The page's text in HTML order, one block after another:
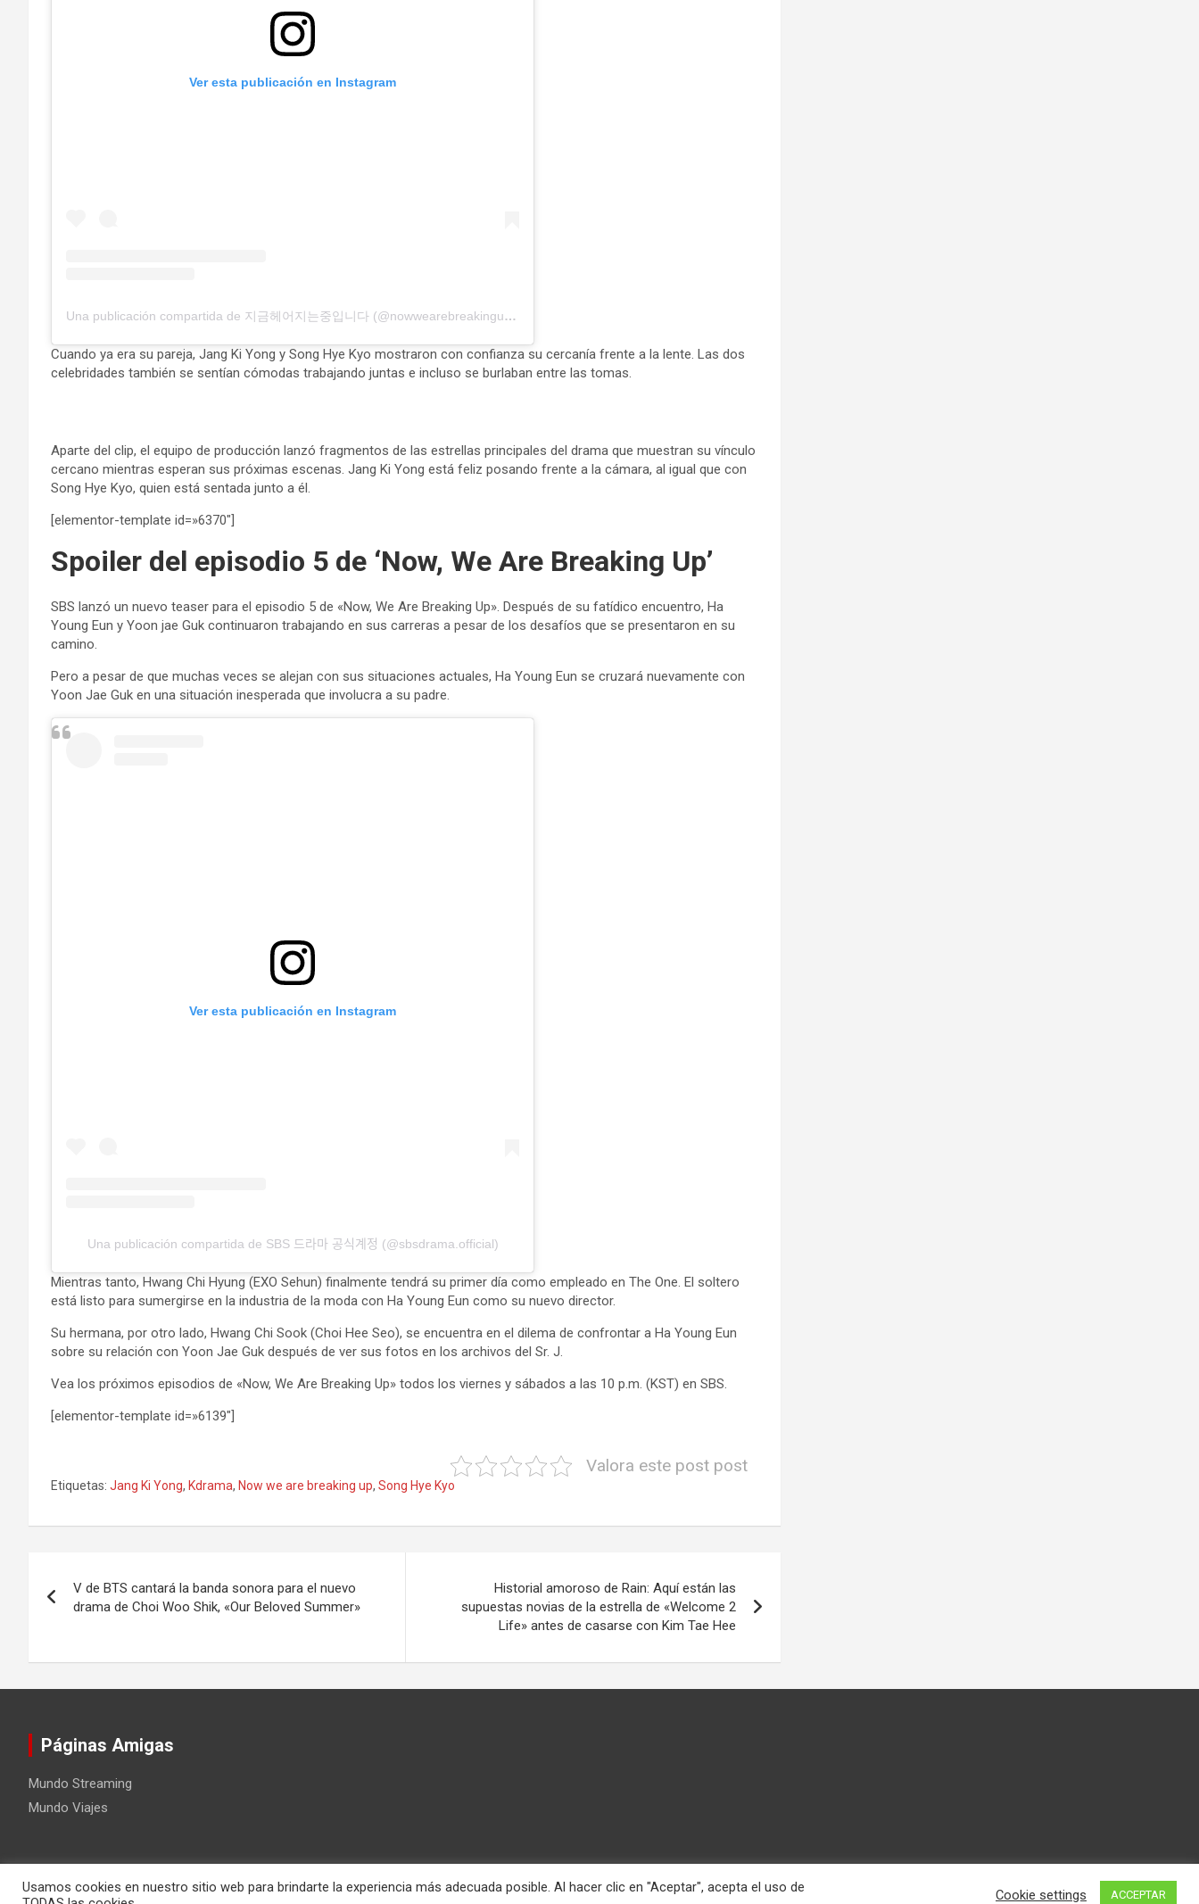
Ver esta publicación en Instagram
Una publicación compartida de 지금헤어지는중입니다 (@nowwearebreakingup_official)
Cuando ya era su pareja, Jang Ki Yong y Song Hye Kyo mostraron con confianza su cercanía frente a la lente. Las dos
celebridades también se sentían cómodas trabajando juntas e incluso se burlaban entre las tomas.
Aparte del clip, el equipo de producción lanzó fragmentos de las estrellas principales del drama que muestran su vínculo
cercano mientras esperan sus próximas escenas. Jang Ki Yong está feliz posando frente a la cámara, al igual que con
Song Hye Kyo, quien está sentada junto a él.
[elementor-template id=»6370″]
Spoiler del episodio 5 de ‘Now, We Are Breaking Up’
SBS lanzó un nuevo teaser para el episodio 5 de «Now, We Are Breaking Up». Después de su fatídico encuentro, Ha
Young Eun y Yoon jae Guk continuaron trabajando en sus carreras a pesar de los desafíos que se presentaron en su
camino.
Pero a pesar de que muchas veces se alejan con sus situaciones actuales, Ha Young Eun se cruzará nuevamente con
Yoon Jae Guk en una situación inesperada que involucra a su padre.
Ver esta publicación en Instagram
Una publicación compartida de SBS 드라마 공식계정 (@sbsdrama.official)
Mientras tanto, Hwang Chi Hyung (EXO Sehun) finalmente tendrá su primer día como empleado en The One. El soltero
está listo para sumergirse en la industria de la moda con Ha Young Eun como su nuevo director.
Su hermana, por otro lado, Hwang Chi Sook (Choi Hee Seo), se encuentra en el dilema de confrontar a Ha Young Eun
sobre su relación con Yoon Jae Guk después de ver sus fotos en los archivos del Sr. J.
Vea los próximos episodios de «Now, We Are Breaking Up» todos los viernes y sábados a las 10 p.m. (KST) en SBS.
[elementor-template id=»6139″]
Valora este post post
Etiquetas: Jang Ki Yong, Kdrama, Now we are breaking up, Song Hye Kyo
de
V de BTS cantará la banda sonora para el nuevo
drama de Choi Woo Shik, «Our Beloved Summer»
Historial amoroso de Rain: Aquí están las
supuestas novias de la estrella de «Welcome 2
Life» antes de casarse con Kim Tae Hee
Páginas Amigas
Mundo Streaming
Mundo Viajes
Copyright ©2026Mundo Kpop Tema por:Theme Horse Funciona gracias a:WordPress
Usamos cookies en nuestro sitio web para brindarte la experiencia más adecuada posible. Al hacer clic en "Aceptar", acepta el uso de
Cookie settings ACCEPTAR